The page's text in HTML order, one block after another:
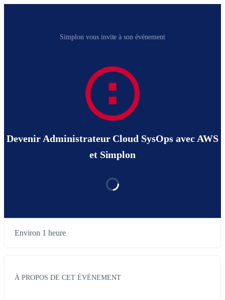
Simplon vous invite à son événement
Devenir Administrateur Cloud SysOps avec AWS
et Simplon
Environ 1 heure
À PROPOS DE CET ÉVÉNEMENT